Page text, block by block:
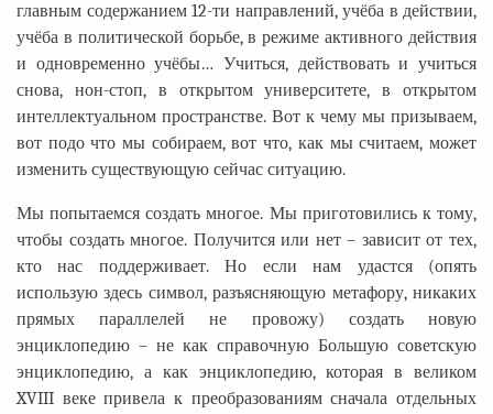
главным содержанием 12-ти направлений, учёба в действии,
учёба в политической борьбе, в режиме активного действия
и одновременно учёбы… Учиться, действовать и учиться
снова, нон-стоп, в открытом университете, в открытом
интеллектуальном пространстве. Вот к чему мы призываем,
вот подо что мы собираем, вот что, как мы считаем, может
изменить существующую сейчас ситуацию.
Мы попытаемся создать многое. Мы приготовились к тому,
чтобы создать многое. Получится или нет – зависит от тех,
кто нас поддерживает. Но если нам удастся (опять
использую здесь символ, разъясняющую метафору, никаких
прямых параллелей не провожу) создать новую
энциклопедию – не как справочную Большую советскую
энциклопедию, а как энциклопедию, которая в великом
XVIII веке привела к преобразованиям сначала отдельных